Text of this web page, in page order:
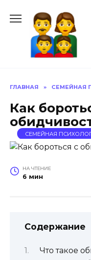
содержанию
ГЛАВНАЯ » СЕМЕЙНАЯ
Как
СЕМЕЙНАЯ
НА ЧТЕНИЕ
6 мин
Содержание
Что такое